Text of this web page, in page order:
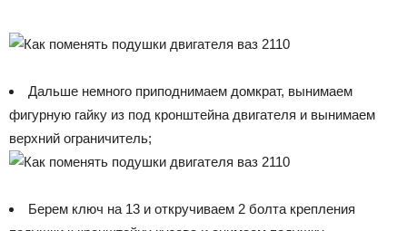
Дальше немного приподнимаем домкрат, вынимаем
фигурную гайку из под кронштейна двигателя и вынимаем
верхний ограничитель;
Берем ключ на 13 и откручиваем 2 болта крепления